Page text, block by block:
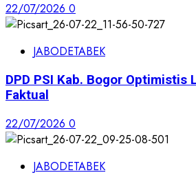
22/07/2026 0
JABODETABEK
DPD PSI Kab. Bogor Optimistis
Faktual
22/07/2026 0
JABODETABEK